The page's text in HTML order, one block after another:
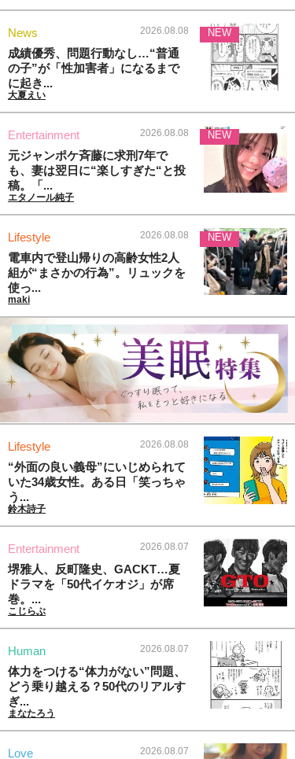
News 2026.08.08
成績優秀、問題行動なし…“普通
の子”が「性加害者」になるまで
に起き...
大夏えい
NEW
Entertainment 2026.08.08
元ジャンポケ斉藤に求刑7年で
も、妻は翌日に“楽しすぎた“と投
稿。「...
エタノール純子
NEW
Lifestyle 2026.08.08
電車内で登山帰りの高齢女性2人
組が“まさかの行為”。リュックを
使っ...
maki
NEW
Lifestyle 2026.08.08
“外面の良い義母”にいじめられて
いた34歳女性。ある日「笑っちゃ
う...
鈴木詩子
Entertainment 2026.08.07
堺雅人、反町隆史、GACKT…夏
ドラマを「50代イケオジ」が席
巻。...
こじらぶ
Human 2026.08.07
体力をつける“体力がない”問題、
どう乗り越える？50代のリアルす
ぎ...
まなたろう
Love 2026.08.07